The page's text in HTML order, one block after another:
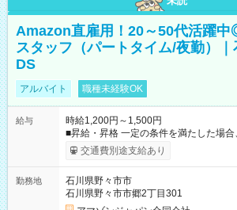
Amazon直雇用！20～50代活躍
スタッフ（パートタイム/夜勤）
DS
アルバイト 職種未経験OK
給与
時給1,200円～1,500円
■昇給・昇格 一定の条件を満たした場
まで昇給の機会があります。 ■正社員登用制度あり ※月末締/翌
月25日支払い ※時間外手当、別途支給
☆Amazon直雇用で安定して働けます！ 【試用期間】試用期間
あり 試用期間の長さ：1週間 雇用形態
交通費別途支給あり
勤務地
石川県野々市市
石川県野々市市郷2丁目301